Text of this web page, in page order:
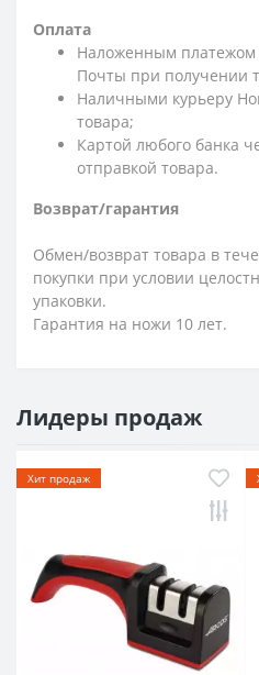
Оплата
Наложенным платежом
Почты при получении
Наличными курьеру
товара;
Картой любого банка
отправкой товара.
Возврат/гарантия
Обмен/возврат товара в
покупки при условии
упаковки.
Гарантия на ножи 10 лет.
Лидеры продаж
Хит продаж